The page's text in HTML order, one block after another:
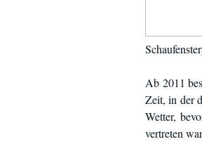
Ab 2011
Zeit, in der
Wetter,
vertreten